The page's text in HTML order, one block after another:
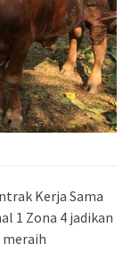
Kerja Sama
1 Zona 4 jadikan
meraih